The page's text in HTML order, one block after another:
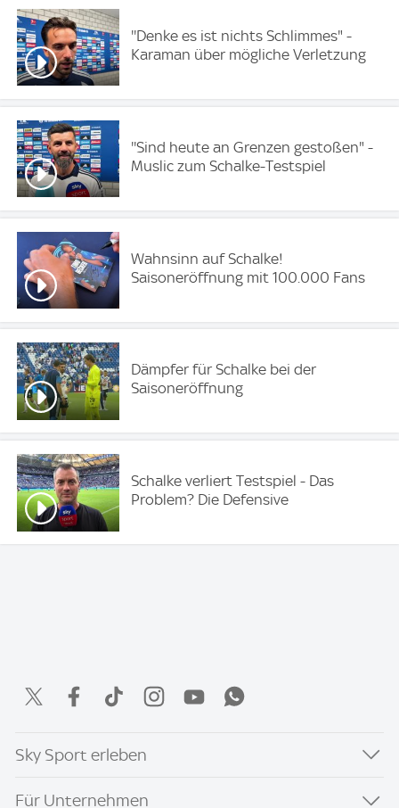
''Denke es ist nichts Schlimmes" -
Karaman über mögliche Verletzung
''Sind heute an Grenzen gestoßen" -
Muslic zum Schalke-Testspiel
Wahnsinn auf Schalke!
Saisoneröffnung mit 100.000 Fans
Dämpfer für Schalke bei der
Saisoneröffnung
Schalke verliert Testspiel - Das
Problem? Die Defensive
Sky Sport erleben
Für Unternehmen